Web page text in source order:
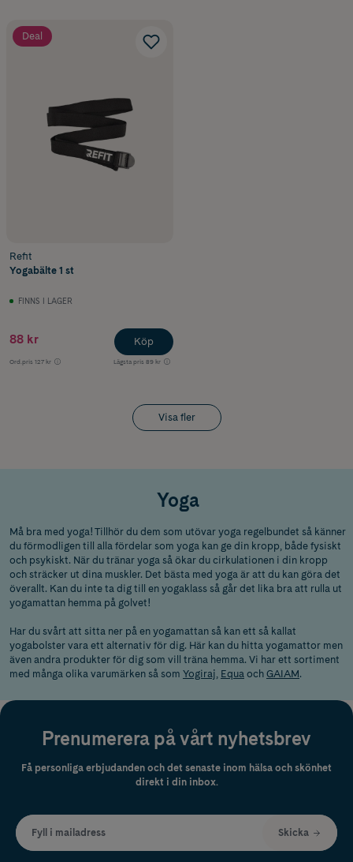
Deal
Refit
Yogabälte 1 st
FINNS I LAGER
88 kr
Ord.pris 127 kr Lägsta pris 89 kr
Köp
Visa fler
Yoga
Må bra med yoga! Tillhör du dem som utövar yoga regelbundet så känner
du förmodligen till alla fördelar som yoga kan ge din kropp, både fysiskt
och psykiskt. När du tränar yoga så ökar du cirkulationen i din kropp
och sträcker ut dina muskler. Det bästa med yoga är att du kan göra det
överallt. Kan du inte ta dig till en yogaklass så går det lika bra att rulla ut
yogamattan hemma på golvet!
Har du svårt att sitta ner på en yogamattan så kan ett så kallat
yogabolster vara ett alternativ för dig. Här kan du hitta yogamattor men
även andra produkter för dig som vill träna hemma. Vi har ett sortiment
med många olika varumärken så som Yogiraj, Equa och GAIAM.
Prenumerera på vårt nyhetsbrev
Få personliga erbjudanden och det senaste inom hälsa och skönhet
direkt i din inbox.
Fyll i mailadress Skicka